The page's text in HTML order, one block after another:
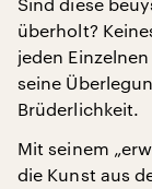
überholt?
jeden
seine
Brüderlichkeit.
Mit seinem
die Kunst aus